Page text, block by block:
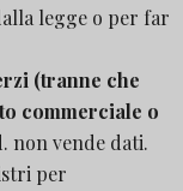
legge o per far
(tranne che
commerciale o
non vende dati.
per